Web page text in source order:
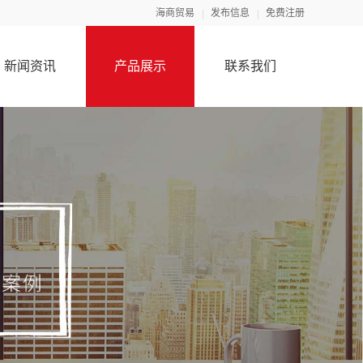
海商贸易 发布信息 免费注册
新闻资讯 产品展示 联系我们